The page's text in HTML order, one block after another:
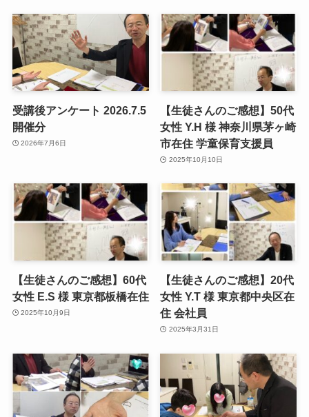
受講後アンケート 2026.7.5
開催分
2026年7月6日
【生徒さんのご感想】50代
女性 Y.H 様 神奈川県茅ヶ崎
市在住 学童保育支援員
2025年10月10日
【生徒さんのご感想】60代
女性 E.S 様 東京都板橋在住
2025年10月9日
【生徒さんのご感想】20代
女性 Y.T 様 東京都中央区在
住 会社員
2025年3月31日